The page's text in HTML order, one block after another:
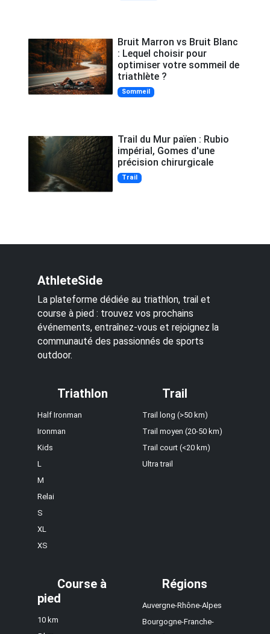
Bruit Marron vs Bruit Blanc
: Lequel choisir pour
optimiser votre sommeil de
triathlète ?
Sommeil
Trail du Mur païen : Rubio
impérial, Gomes d'une
précision chirurgicale
Trail
AthleteSide
La plateforme dédiée au triathlon, trail et
course à pied : trouvez vos prochains
événements, entraînez-vous et rejoignez la
communauté des passionnés de sports
outdoor.
Triathlon
Half Ironman
Ironman
Kids
L
M
Relai
S
XL
XS
Trail
Trail long (>50 km)
Trail moyen (20-50 km)
Trail court (<20 km)
Ultra trail
Course à
pied
10 km
Régions
Auvergne-Rhône-Alpes
Bourgogne-Franche-